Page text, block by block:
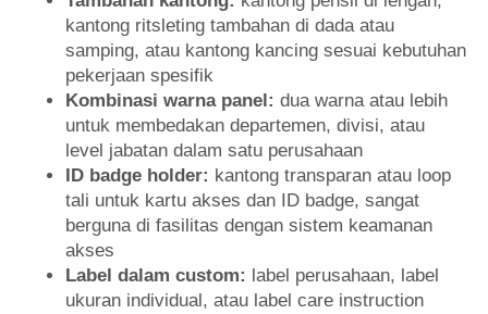
kantong ritsleting tambahan di dada atau
samping, atau kantong kancing sesuai kebutuhan
pekerjaan spesifik
Kombinasi warna panel: dua warna atau lebih
untuk membedakan departemen, divisi, atau
level jabatan dalam satu perusahaan
ID badge holder: kantong transparan atau loop
tali untuk kartu akses dan ID badge, sangat
berguna di fasilitas dengan sistem keamanan
akses
Label dalam custom: label perusahaan, label
ukuran individual, atau label care instruction